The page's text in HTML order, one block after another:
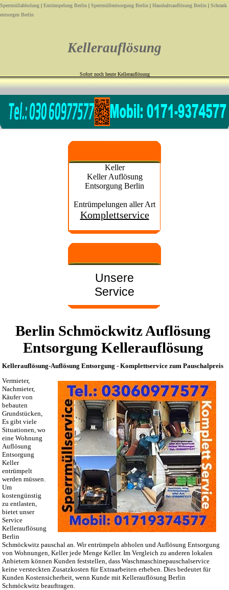
Sperrmüllabholung | Entrümpelung Berlin | Sperrmüllentsorgung Berlin | Haushaltsauflösung Berlin | Schrank
entsorgen Berlin
Kellerauflösung
Sofort noch heute Kellerauflösung
Keller
Keller Auflösung
Entsorgung Berlin
Entrümpelungen aller Art
Komplettservice
Unsere
Service
Berlin Schmöckwitz Auflösung
Entsorgung Kellerauflösung
Kellerauflösung-Auflösung Entsorgung - Komplettservice zum Pauschalpreis
Vermieter,
Nachmieter,
Käufer von
bebauten
Grundstücken,
Es gibt viele
Situationen, wo
eine Wohnung
Auflösung
Entsorgung
Keller
entrümpelt
werden müssen.
Um
kostengünstig
zu entlasten,
bietet unser
Service
Kellerauflösung
Berlin
Schmöckwitz pauschal an. Wir entrümpeln abholen und Auflösung Entsorgung
von Wohnungen, Keller jede Menge Keller. Im Vergleich zu anderen lokalen
Anbietern können Kunden feststellen, dass Waschmaschinepauschalservice
keine versteckten Zusatzkosten für Extraarbeiten erheben. Dies bedeutet für
Kunden Kostensicherheit, wenn Kunde mit Kellerauflösung Berlin
Schmöckwitz beauftragen.